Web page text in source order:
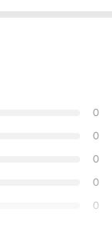
0
0
0
0
0